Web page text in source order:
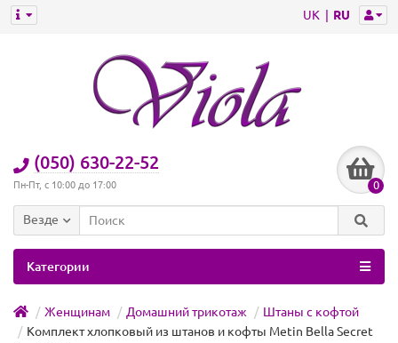
UK RU
(050) 630-22-52
Пн-Пт, с 10:00 до 17:00 0
Везде
Категории
Женщинам Домашний трикотаж
Штаны с кофтой
Комплект хлопковый из штанов и кофты Metin Bella Secret